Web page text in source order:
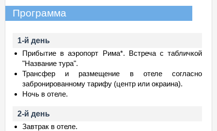
Программа
1-й день
Прибытие в аэропорт Рима*. Встреча с табличкой
"Название тура".
Трансфер и размещение в отеле согласно
забронированному тарифу (центр или окраина).
Ночь в отеле.
2-й день
Завтрак в отеле.